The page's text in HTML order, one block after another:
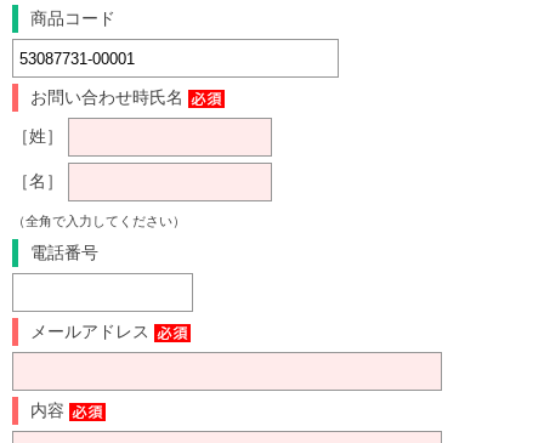
商品コード
お問い合わせ時氏名
［姓］
［名］
（全角で入力してください）
電話番号
メールアドレス
内容